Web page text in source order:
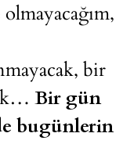
bir
Bir gün
bugünlerin